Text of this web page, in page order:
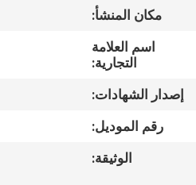
الفيديو
معلومات
عنا
جولة
المصنع
مكان المنشأ:
اسم العلامة
التجارية:
إصدار الشهادات:
رقم الموديل:
الوثيقة: